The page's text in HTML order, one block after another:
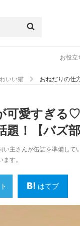
お役立
いい猫 おねだりの仕
可愛すぎる
題！【バズ
主さんが缶詰を準備し
す。
はてブ